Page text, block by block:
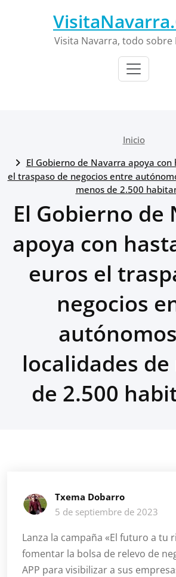
Visita Navarra, todo sobre
Inicio
El Gobierno de Navarra apoya
el traspaso de negocios entre
menos de 2.500
El Gobierno de
apoya con
euros el
negocios
localidades
de 2.500
Txema Dobarro
5 de septiembre de 2023
Lanza la campaña «El futuro a tu
fomentar la bolsa de relevo de
APP para visibilizar a sus